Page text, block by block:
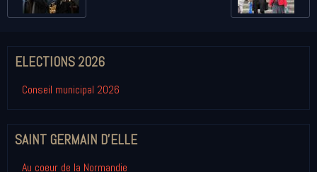
ELECTIONS 2026
Conseil municipal 2026
SAINT GERMAIN D'ELLE
Au coeur de la Normandie